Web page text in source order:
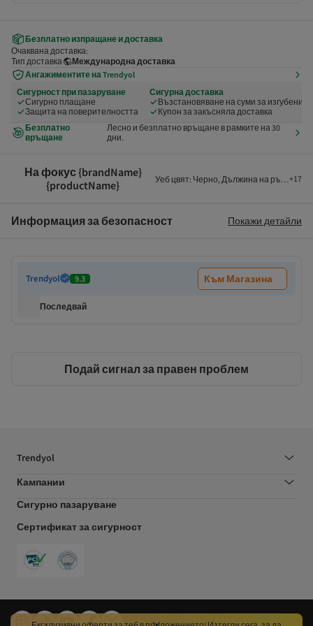
Безплатно изпращане и доставка
Очаквана доставка:
Тип доставка
Международна доставка
Ангажиментите на Trendyol
Сигурност при пазаруване
Сигурно плащане
Защита на поверителността
Сигурна доставка
Възстановяване на суми за изгубени
Купон за закъсняла доставка
Безплатно
връщане
Лесно и безплатно връщане в рамките на 30
дни.
На фокус {brandName}
{productName}
Уеб цвят: Черно,Дължина на ръкава:
+17
Информация за безопасност Покажи детайли
Trendyol 9.3 Към Магазина
Последвай
Подай сигнал за правен проблем
Trendyol
Кампании
Сигурно пазаруване
Сертификат за сигурност